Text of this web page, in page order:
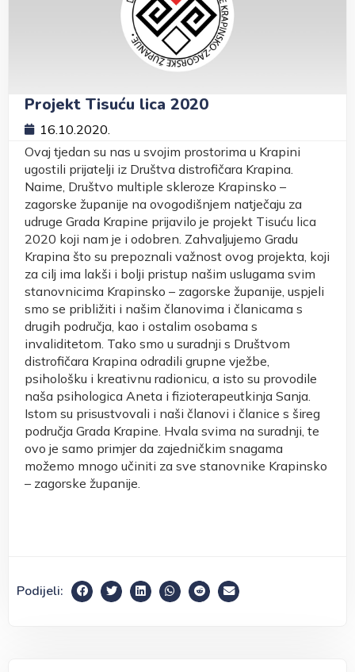
Projekt Tisuću lica 2020
16.10.2020.
Ovaj tjedan su nas u svojim prostorima u Krapini
ugostili prijatelji iz Društva distrofičara Krapina.
Naime, Društvo multiple skleroze Krapinsko –
zagorske županije na ovogodišnjem natječaju za
udruge Grada Krapine prijavilo je projekt Tisuću lica
2020 koji nam je i odobren. Zahvaljujemo Gradu
Krapina što su prepoznali važnost ovog projekta, koji
za cilj ima lakši i bolji pristup našim uslugama svim
stanovnicima Krapinsko – zagorske županije, uspjeli
smo se približiti i našim članovima i članicama s
drugih područja, kao i ostalim osobama s
invaliditetom. Tako smo u suradnji s Društvom
distrofičara Krapina odradili grupne vježbe,
psihološku i kreativnu radionicu, a isto su provodile
naša psihologica Aneta i fizioterapeutkinja Sanja.
Istom su prisustvovali i naši članovi i članice s šireg
područja Grada Krapine. Hvala svima na suradnji, te
ovo je samo primjer da zajedničkim snagama
možemo mnogo učiniti za sve stanovnike Krapinsko
– zagorske županije.
Podijeli: